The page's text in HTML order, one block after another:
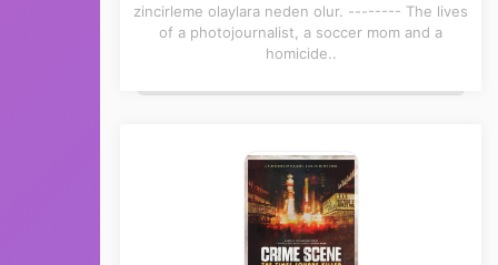
zincirleme olaylara neden olur. -------- The lives
of a photojournalist, a soccer mom and a
homicide..